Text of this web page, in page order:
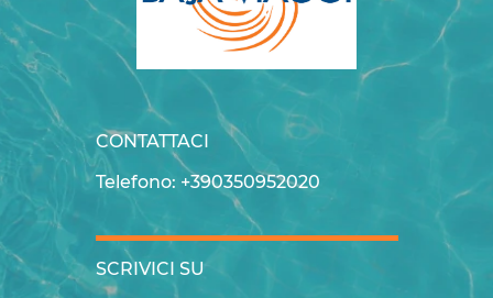
CONTATTACI
Telefono: +390350952020
SCRIVICI SU